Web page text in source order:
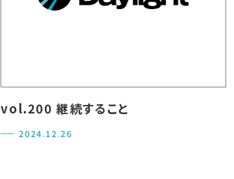
vol.200 継続すること
2024.12.26